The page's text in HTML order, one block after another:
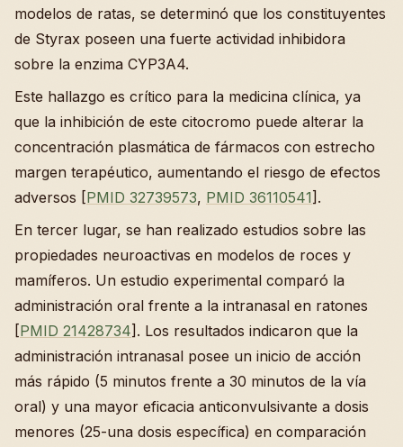
modelos de ratas, se determinó que los constituyentes
de Styrax poseen una fuerte actividad inhibidora
sobre la enzima CYP3A4.
Este hallazgo es crítico para la medicina clínica, ya
que la inhibición de este citocromo puede alterar la
concentración plasmática de fármacos con estrecho
margen terapéutico, aumentando el riesgo de efectos
adversos [PMID 32739573, PMID 36110541].
En tercer lugar, se han realizado estudios sobre las
propiedades neuroactivas en modelos de roces y
mamíferos. Un estudio experimental comparó la
administración oral frente a la intranasal en ratones
[PMID 21428734]. Los resultados indicaron que la
administración intranasal posee un inicio de acción
más rápido (5 minutos frente a 30 minutos de la vía
oral) y una mayor eficacia anticonvulsivante a dosis
menores (25-una dosis específica) en comparación